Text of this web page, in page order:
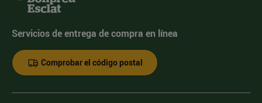
Servicios de entrega de compra en línea
Comprobar el código postal